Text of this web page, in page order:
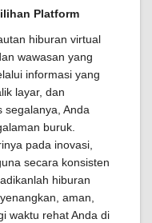
Platform
hiburan virtual
wawasan yang
informasi yang
layar, dan
segalanya, Anda
buruk.
pada inovasi,
secara konsisten
hiburan
aman,
waktu rehat Anda di